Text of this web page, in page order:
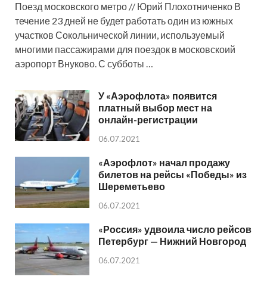
Поезд московского метро // Юрий Плохотниченко В
течение 23 дней не будет работать один из южных
участков Сокольнической линии, используемый
многими пассажирами для поездок в московскоий
аэропорт Внуково. С субботы …
У «Аэрофлота» появится
платный выбор мест на
онлайн-регистрации
06.07.2021
«Аэрофлот» начал продажу
билетов на рейсы «Победы» из
Шереметьево
06.07.2021
«Россия» удвоила число рейсов
Петербург — Нижний Новгород
06.07.2021